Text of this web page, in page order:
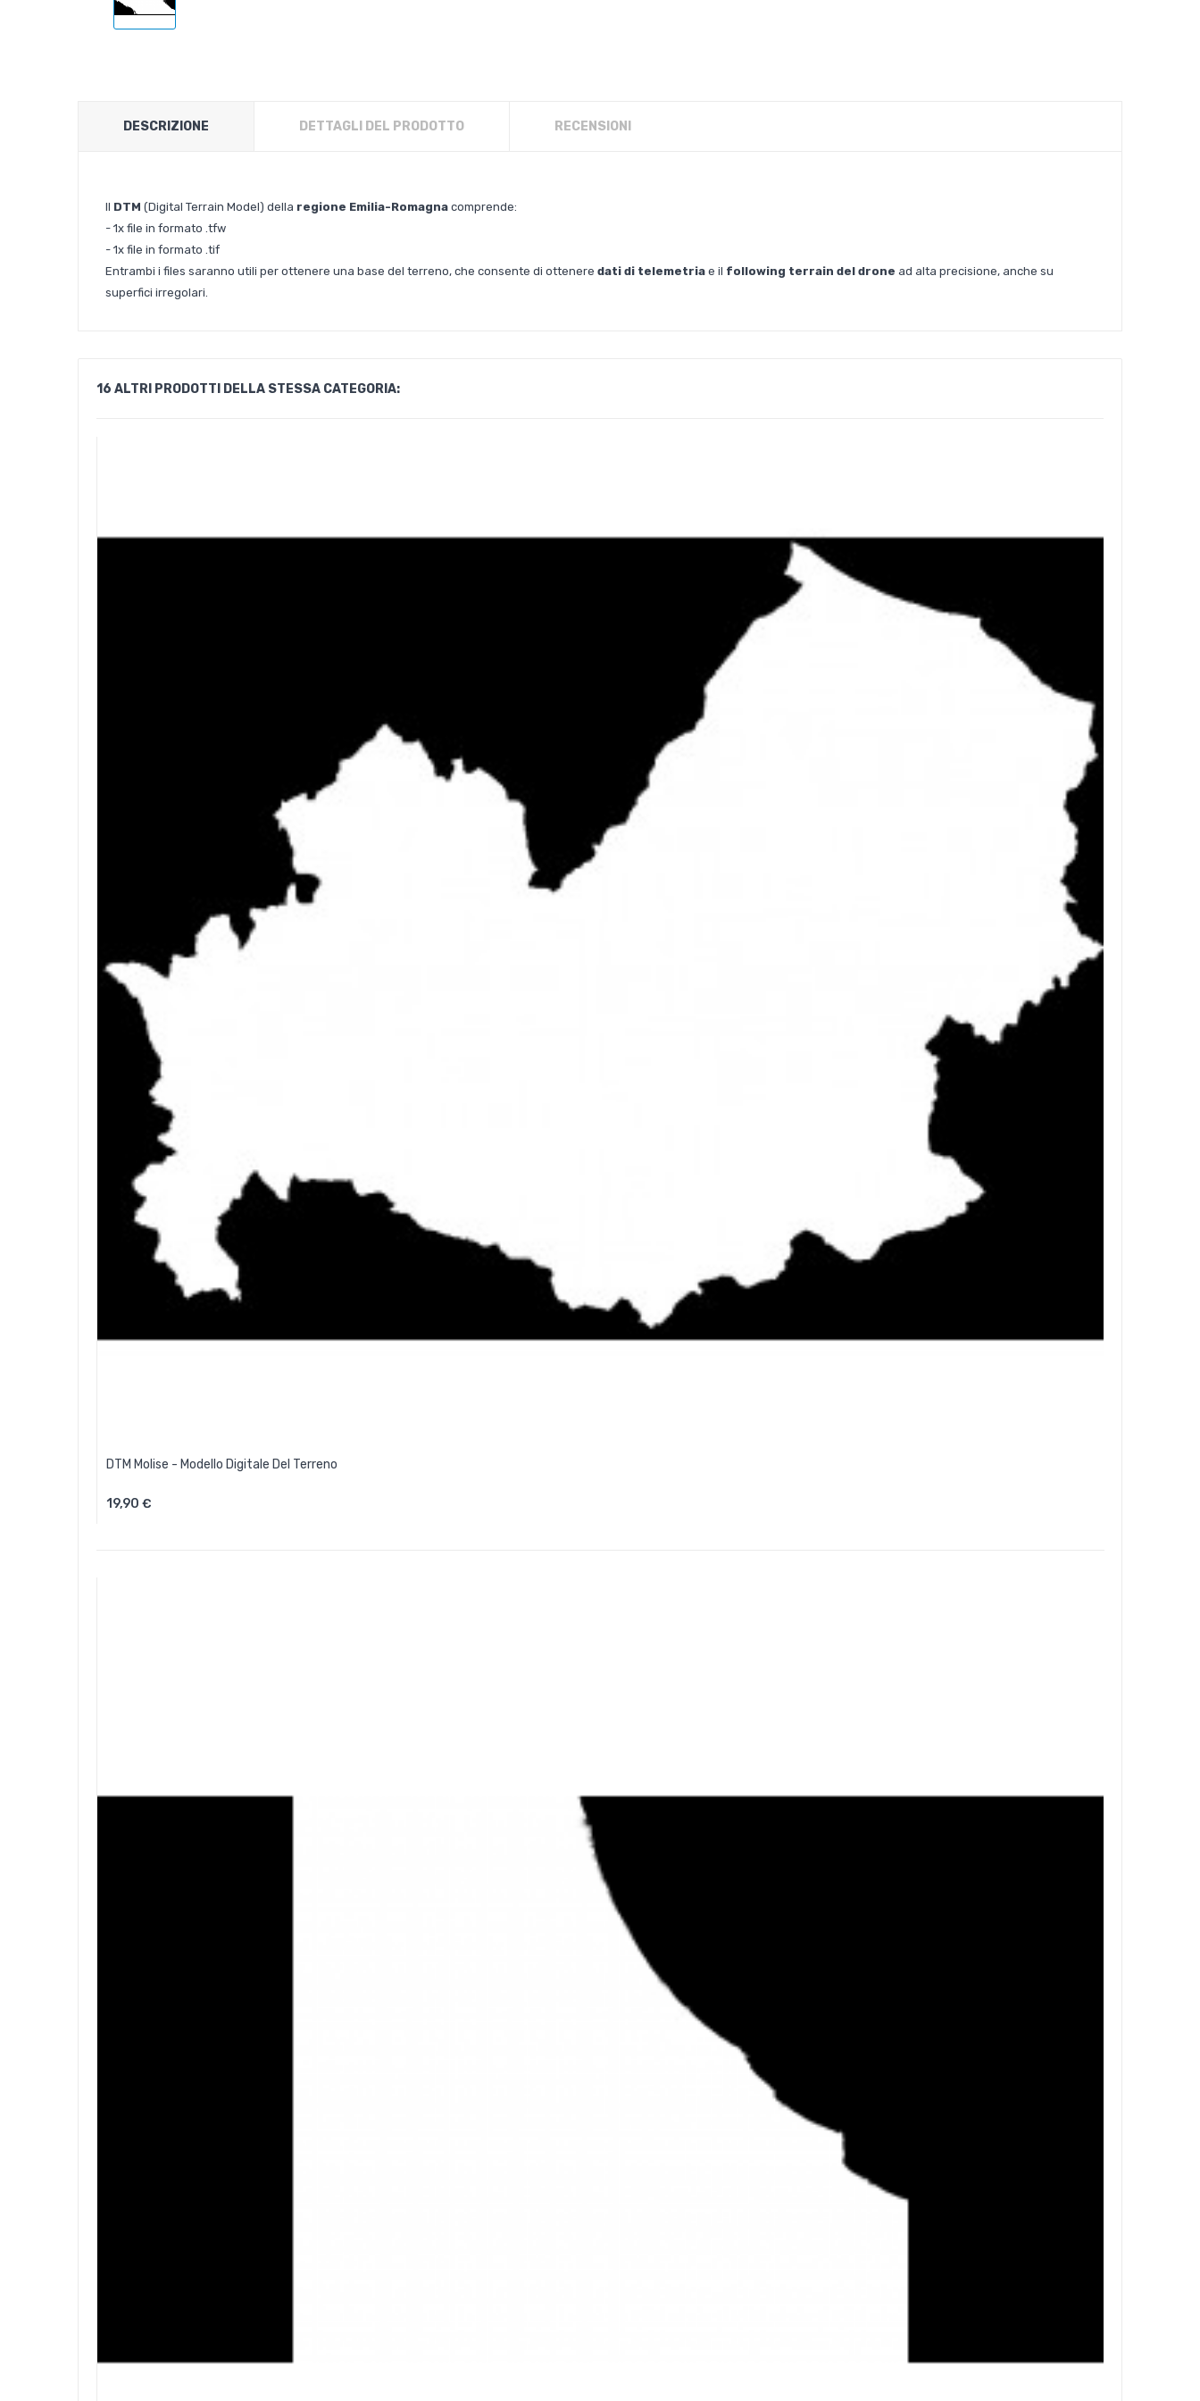
DESCRIZIONE DETTAGLI DEL PRODOTTO RECENSIONI
Il DTM (Digital Terrain Model) della regione Emilia-Romagna comprende:
- 1x file in formato .tfw
- 1x file in formato .tif
Entrambi i files saranno utili per ottenere una base del terreno, che consente di ottenere dati di telemetria e il following terrain del drone ad alta precisione, anche su
superfici irregolari.
16 ALTRI PRODOTTI DELLA STESSA CATEGORIA:
DTM Molise - Modello Digitale Del Terreno
19,90 €Aggiungi Al Carrello